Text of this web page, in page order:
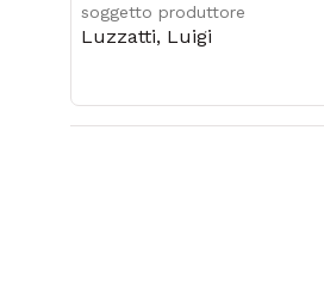
soggetto produttore
Luzzatti, Luigi